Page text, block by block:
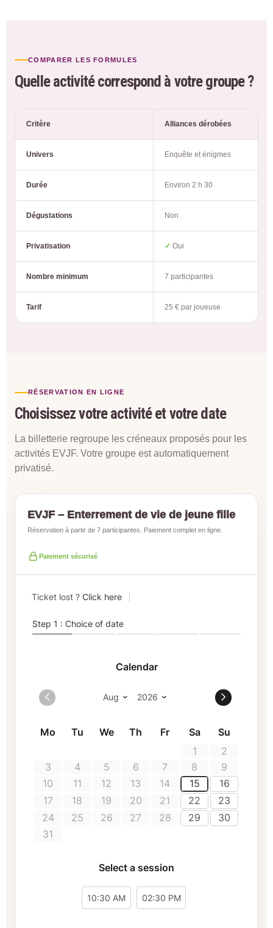
COMPARER LES FORMULES
Quelle activité correspond à votre groupe ?
Critère Alliances dérobées
Univers Enquête et énigmes
Durée Environ 2 h 30
Dégustations Non
Privatisation ✓ Oui
Nombre minimum 7 participantes
Tarif 25 € par joueuse
RÉSERVATION EN LIGNE
Choisissez votre activité et votre date
La billetterie regroupe les créneaux proposés pour les
activités EVJF. Votre groupe est automatiquement
privatisé.
EVJF – Enterrement de vie de jeune fille
Réservation à partir de 7 participantes. Paiement complet en ligne.
Paiement sécurisé